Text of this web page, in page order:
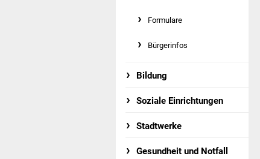
Formulare
Bürgerinfos
Bildung
Soziale Einrichtungen
Stadtwerke
Gesundheit und Notfall